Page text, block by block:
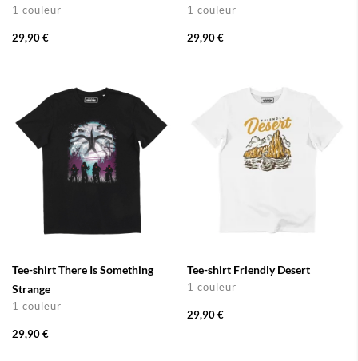
1 couleur
29,90 €
1 couleur
29,90 €
Tee-shirt There Is Something
Strange
1 couleur
29,90 €
Tee-shirt Friendly Desert
1 couleur
29,90 €